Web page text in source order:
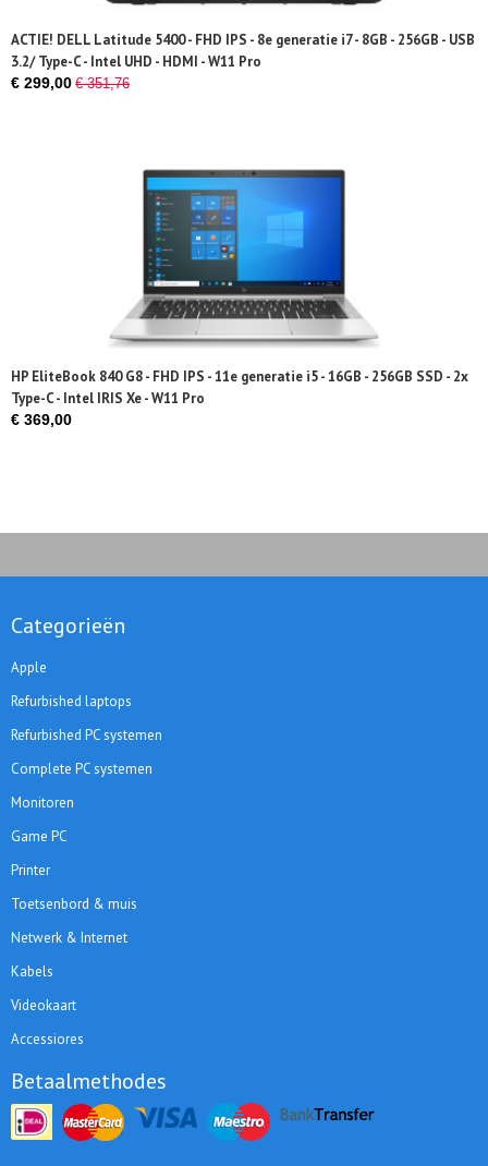
ACTIE! DELL Latitude 5400 - FHD IPS - 8e generatie i7 - 8GB - 256GB - USB
3.2/ Type-C - Intel UHD - HDMI - W11 Pro
€ 299,00 € 351,76
HP EliteBook 840 G8 - FHD IPS - 11e generatie i5 - 16GB - 256GB SSD - 2x
Type-C - Intel IRIS Xe - W11 Pro
€ 369,00
Categorieën
Apple
Refurbished laptops
Refurbished PC systemen
Complete PC systemen
Monitoren
Game PC
Printer
Toetsenbord & muis
Netwerk & Internet
Kabels
Videokaart
Accessiores
Betaalmethodes